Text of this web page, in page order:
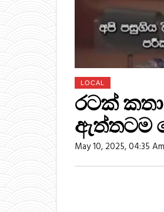
LOCAL
රටක්
ඇත්තටම
May 10, 2025, 04:35 Am